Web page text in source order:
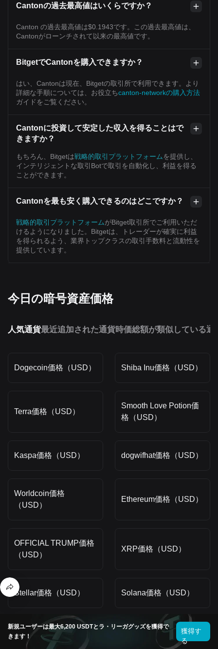
Cantonの過去最高値はいくらですか？
Canton の過去最高値は$0.1943です。この過去最高値は、
Cantonがローンチされて以来の最高値です。
BitgetでCantonを購入できますか？
はい、Cantonは現在、Bitgetの取引所で利用できます。より
詳細な手順については、お役立ちcanton-networkの購入方法
ガイドをご覧ください。
Cantonに投資して安定した収入を得ることはで
きますか？
もちろん、Bitgetは戦略的取引プラットフォーム を提供し、
インテリジェントな取引Botで取引を自動化し、利益を得る
ことができます。
Cantonを最も安く購入できるのはどこですか？
戦略的取引プラットフォームがBitget取引所でご利用いただ
けるようになりました。Bitgetは、トレーダーが確実に利益
を得られるよう、業界トップクラスの取引手数料と流動性を
提供しています。
今日の暗号資産価格
人気通貨最近追加された通貨時価総額が類似している通
Dogecoin価格（USD） Shiba Inu価格（USD）
Terra価格（USD）
Smooth Love Potion価
格（USD）
Kaspa価格（USD） dogwifhat価格（USD）
Worldcoin価格
（USD）
Ethereum価格（USD）
OFFICIAL TRUMP価格
（USD）
XRP価格（USD）
Stellar価格（USD） Solana価格（USD）
WINkLink価格（USD） Litecoin価格（USD）
新規ユーザーは最大6,200 USDTとラ・リーガグッズを獲得で
きます！
獲得す
る